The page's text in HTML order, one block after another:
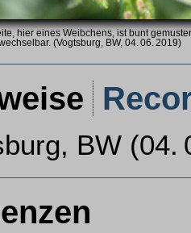
hier eines Weibchens, ist bunt
(Vogtsburg, BW, 04. 06. 2019)
BW (04.